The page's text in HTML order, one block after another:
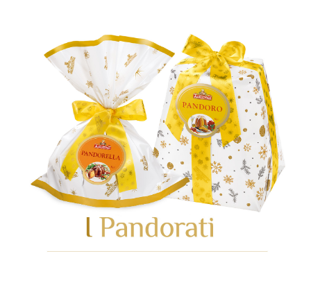
GEHEN SIE ZUR KATEGORIE